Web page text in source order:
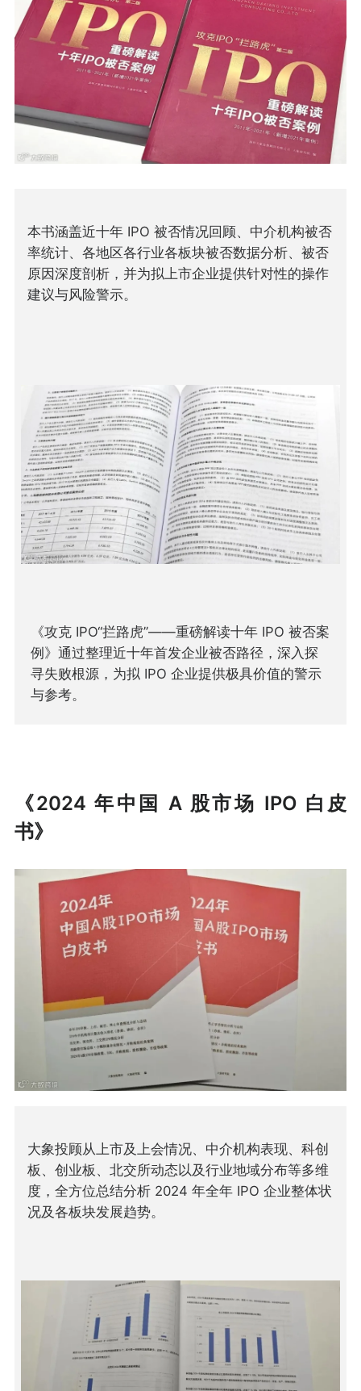
本书涵盖近十年 IPO 被否情况回顾、中介机构被否
率统计、各地区各行业各板块被否数据分析、被否
原因深度剖析，并为拟上市企业提供针对性的操作
建议与风险警示。
《攻克 IPO“拦路虎”——重磅解读十年 IPO 被否案
例》通过整理近十年首发企业被否路径，深入探
寻失败根源，为拟 IPO 企业提供极具价值的警示
与参考。
《2024 年中国 A 股市场 IPO 白皮
书》
大象投顾从上市及上会情况、中介机构表现、科创
板、创业板、北交所动态以及行业地域分布等多维
度，全方位总结分析 2024 年全年 IPO 企业整体状
况及各板块发展趋势。